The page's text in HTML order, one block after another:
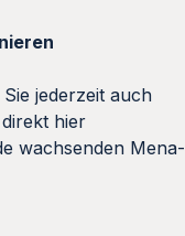
jederzeit auch
hier
wachsenden Mena-